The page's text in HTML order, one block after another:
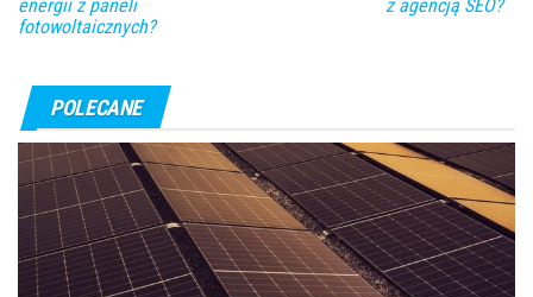
energii z paneli
fotowoltaicznych?
z agencją SEO?
POLECANE